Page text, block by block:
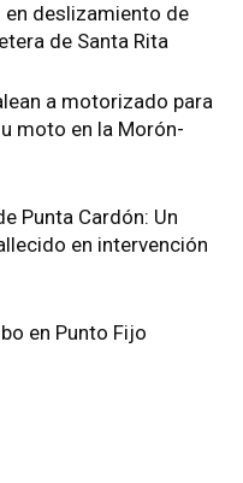
deslizamiento de
de Santa Rita
a motorizado para
moto en la Morón-
Punta Cardón: Un
en intervención
en Punto Fijo